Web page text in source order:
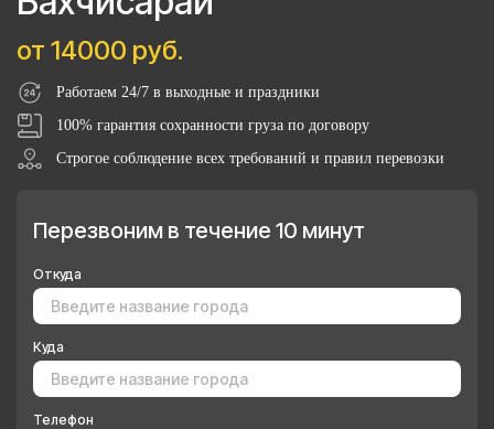
от 14000 руб.
Работаем 24/7 в выходные и праздники
100% гарантия сохранности груза по договору
Строгое соблюдение всех требований и правил перевозки
Перезвоним в течение 10 минут
Откуда
Куда
Телефон